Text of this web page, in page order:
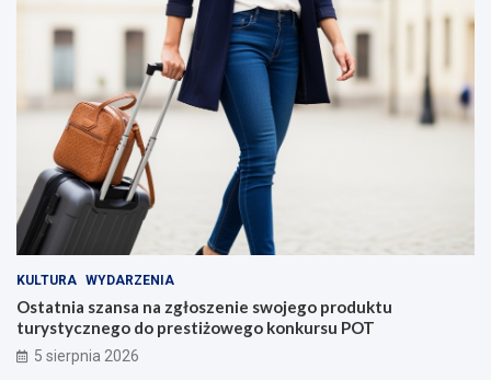
KULTURA WYDARZENIA
Ostatnia szansa na zgłoszenie swojego produktu
turystycznego do prestiżowego konkursu POT
5 sierpnia 2026